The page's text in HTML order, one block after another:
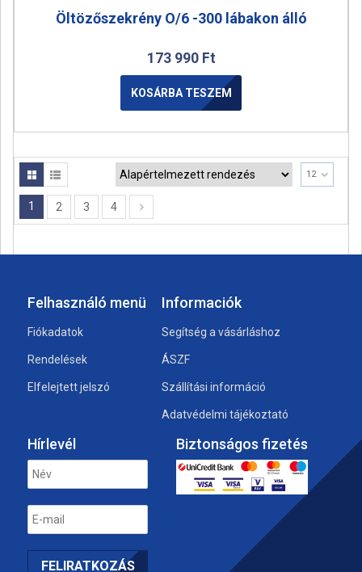
Öltözőszekrény O/6 -300 lábakon álló
173 990 Ft
KOSÁRBA TESZEM
12
1 2 3 4
Felhasználó menü
Fiókadatok
Rendelések
Elfelejtett jelszó
Informaciók
Segítség a vásárláshoz
ÁSZF
Szállítási információ
Adatvédelmi tájékoztató
Hírlevél Biztonságos fizetés